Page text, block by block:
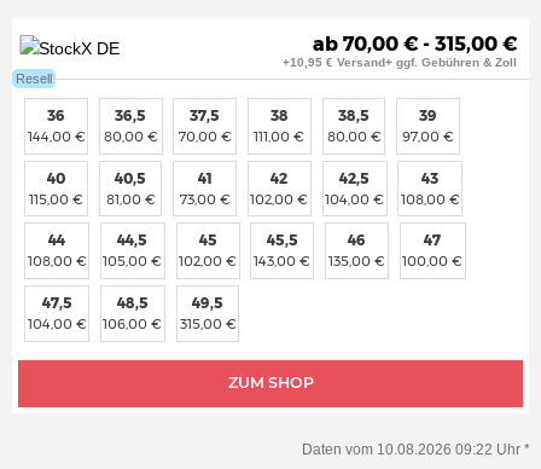
Resell
ab 70,00 € - 315,00 €
+10,95 € Versand+ ggf. Gebühren & Zoll
ZUM SHOP
36
144,00 €
36,5
80,00 €
37,5
70,00 €
38
111,00 €
38,5
80,00 €
39
97,00 €
40
115,00 €
40,5
81,00 €
41
73,00 €
42
102,00 €
42,5
104,00 €
43
108,00 €
44
108,00 €
44,5
105,00 €
45
102,00 €
45,5
143,00 €
46
135,00 €
47
100,00 €
47,5
104,00 €
48,5
106,00 €
49,5
315,00 €
Daten vom 10.08.2026 09:22 Uhr *